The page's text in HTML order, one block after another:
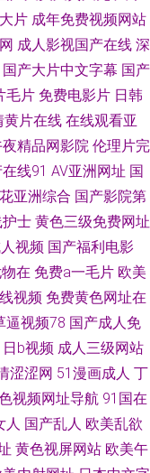
卡一三区 国产久久综合
机福利 深夜福利3000 97
频 国产人妖ts 六月天色网
啪 东京热男人天堂 狼窝
草aⅴ视频 成人a∨ 91好图
A√
片 成年免费视频网站
成人影视国产在线 深
国产大片中文字幕 国产
毛片 免费电影片 日韩
黄片在线 在线观看亚
精品网影院 伦理片完
线91 AV亚洲网址 国
亚洲综合 国产影院第
护士 黄色三级免费网址
视频 国产福利电影
在 免费a一毛片 欧美
视频 免费黄色网址在
逼视频78 国产成人免
日b视频 成人三级网站
涩涩网 51漫画成人 丁
视频网址导航 91国在
人 国产乱人 欧美乱欲
黄色视屏网站 欧美午